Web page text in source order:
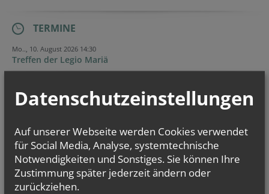
TERMINE
Mo.., 10. August 2026 14:30
Treffen der Legio Mariä
Pfarrkaffee
Treffen der Legio Mariä
NAMENSTAGE
Hl. Laurentius, Hl. Asteria, Hl. Erik, Hl. Plektrudis
Datenschutzeinstellungen
Auf unserer Webseite werden Cookies verwendet
für Social Media, Analyse, systemtechnische
Notwendigkeiten und Sonstiges. Sie können Ihre
Zustimmung später jederzeit ändern oder
zurückziehen.